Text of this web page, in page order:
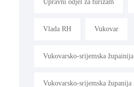
Upravni odjel za turizam
Vlada RH Vukovar
Vukovarsko-srijemska župainija
Vukovarsko-srijemska županija